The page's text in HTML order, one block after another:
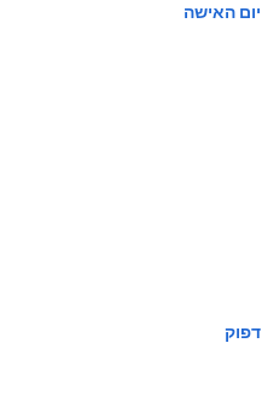
יום האישה
דפוק